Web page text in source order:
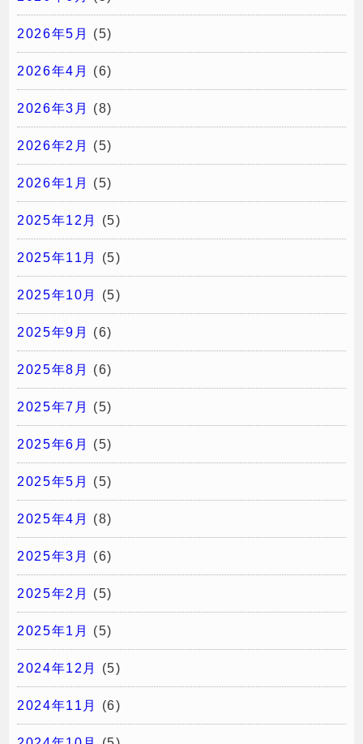
2026年5月 (5)
2026年4月 (6)
2026年3月 (8)
2026年2月 (5)
2026年1月 (5)
2025年12月 (5)
2025年11月 (5)
2025年10月 (5)
2025年9月 (6)
2025年8月 (6)
2025年7月 (5)
2025年6月 (5)
2025年5月 (5)
2025年4月 (8)
2025年3月 (6)
2025年2月 (5)
2025年1月 (5)
2024年12月 (5)
2024年11月 (6)